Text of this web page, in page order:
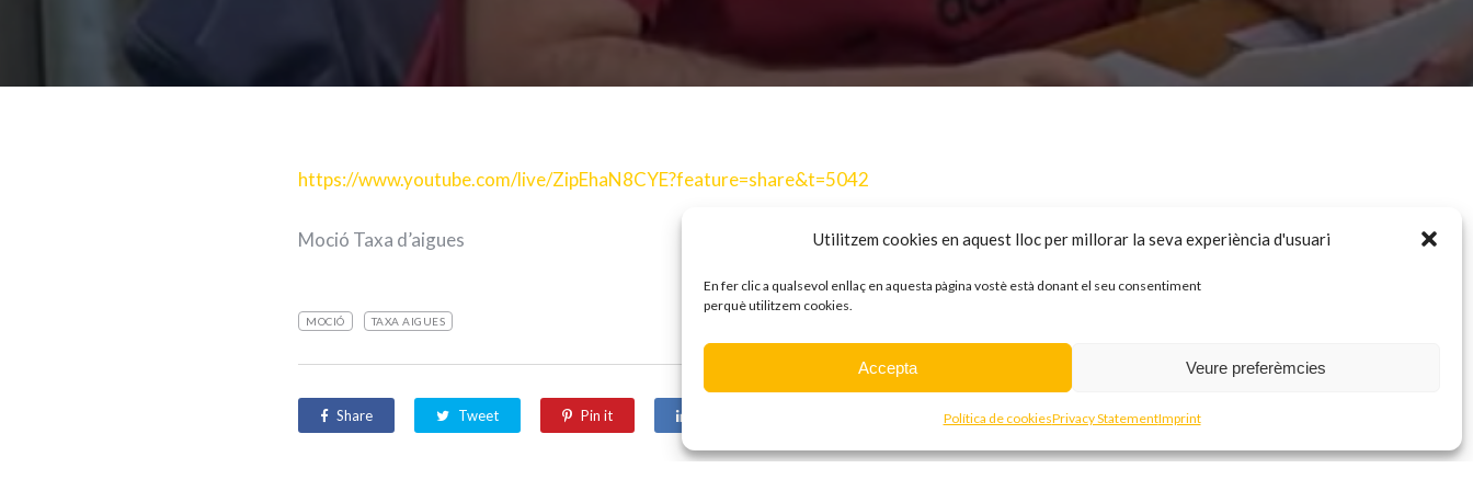
Utilitzem cookies en aquest lloc per millorar la seva experiència d'usuari
En fer clic a qualsevol enllaç en aquesta pàgina vostè està donant el seu consentiment
perquè utilitzem cookies.
Accepta Veure preferèmcies
Política de cookiesPrivacy StatementImprint
https://www.youtube.com/live/ZipEhaN8CYE?feature=share&t=5042
Moció Taxa d’aigues
MOCIÓ TAXA AIGUES
Share Tweet Pin it